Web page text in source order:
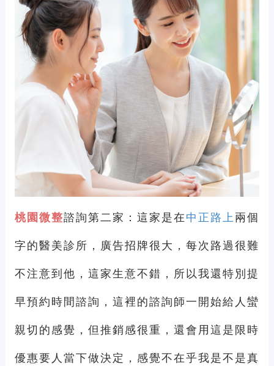
桃園微整諮詢第二家：這家是在中正路上兩個
字的醫美診所，廣告招牌很大，每次路過很難
不注意到他，這家生意不錯，所以我還特別提
早預約時間諮詢，這裡的諮詢師一開始給人蠻
親切的感覺，但推銷感很重，還會用這是限時
優惠要人當下做決定，感覺不在乎我是不是真